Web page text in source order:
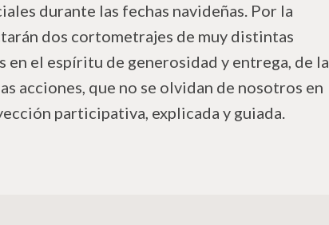
durante las fechas navideñas. Por la
dos cortometrajes de muy distintas
en el espíritu de generosidad y entrega, de la
acciones, que no se olvidan de nosotros en
participativa, explicada y guiada.